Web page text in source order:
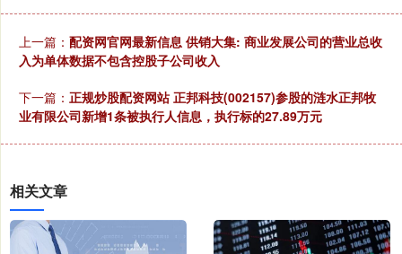
上一篇： 配资网官网最新信息 供销大集: 商业发展公司的营业总收
入为单体数据不包含控股子公司收入
下一篇： 正规炒股配资网站 正邦科技(002157)参股的涟水正邦牧
业有限公司新增1条被执行人信息，执行标的27.89万元
相关文章